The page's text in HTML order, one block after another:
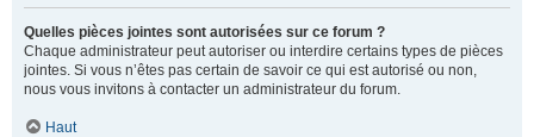
Quelles pièces jointes sont autorisées sur ce forum ?
Chaque administrateur peut autoriser ou interdire certains types de pièces
jointes. Si vous n’êtes pas certain de savoir ce qui est autorisé ou non,
nous vous invitons à contacter un administrateur du forum.
Haut